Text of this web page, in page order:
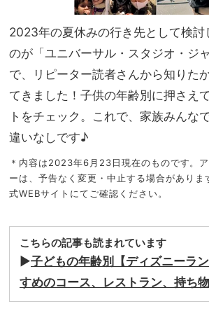
2023年の夏休みの行き先として検討
のが「ユニバーサル・スタジオ・ジ
で、リピーター読者さんから知りた
てきました！子供の年齢別に押さえ
トをチェック。これで、家族みんな
違いなしです♪
＊内容は2023年6月23日現在のものです。
ーは、予告なく変更・中止する場合がありま
式WEBサイトにてご確認ください。
こちらの記事も読まれています
▶子どもの年齢別【ディズニーラ
すめのコース、レストラン、持ち